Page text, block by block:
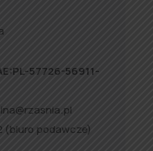
57726-56911-
(biuro podawcze)